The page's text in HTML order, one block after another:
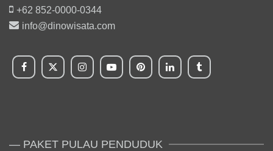
+62 852-0000-0344
info@dinowisata.com
— PAKET PULAU PENDUDUK